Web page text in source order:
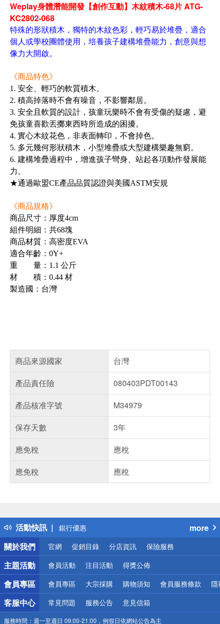
Weplay身體潛能開發【創作互動】木紋積木-68片 ATG-
KC2802-068
特殊的形狀積木，獨特的木紋色彩，輕巧易於堆疊，適合
個人或學校團體使用，培養孩子建構堆疊能力，創意與想
像力大開啟。
《商品特色》
1. 安全、輕巧的軟質積木。
2. 積高掉落時不會有噪音，不影響鄰居。
3. 安全且軟質的設計，孩童玩樂時不會有受傷的疑慮，避
免孩童喜歡丟擲東西時所造成的困擾。
4. 實心木紋花色，非表面轉印，不會掉色。
5. 多元幾何形狀積木，小型堆疊或大型建構樂趣無窮。
6. 建構堆疊過程中，增進孩子彎身、站起各項動作發展能
力。
★通過歐盟CE產品品質認證與美國ASTM安規
《商品規格》
商品尺寸：厚度4cm
組件明細：共68塊
商品材質：高密度EVA
適合年齡：0Y+
重 量：1.1 公斤
材 積：0.44 材
製造國：台灣
商品來源國家
台灣
產品責任險
080403PDT00143
產品核准字號
M34979
保存天數
3年
應免稅
應稅
應免稅
應稅
活動快訊
偏遠地區配送
熱門話題
銀行優惠
偏遠地區配送
詐騙網頁！請小心！
more
關於我們
官網 促銷目錄 分店資訊 保險服務
主題活動 會員活動 注目活動 得獎公佈
會員專區 會員專區 大宗採購 購物須知 會員服務條款 隱
客服中心 常見問題 服務公告 意見信箱
服務時間： 週一至週日 09:00-21:00，例假日依網站公告為主